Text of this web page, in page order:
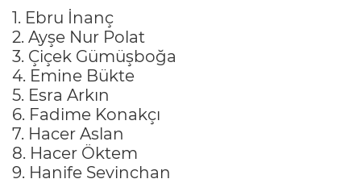
1. Ebru İnanç
2. Ayşe Nur Polat
3. Çiçek Gümüşboğa
4. Emine Bükte
5. Esra Arkın
6. Fadime Konakçı
7. Hacer Aslan
8. Hacer Öktem
9. Hanife Sevinçhan